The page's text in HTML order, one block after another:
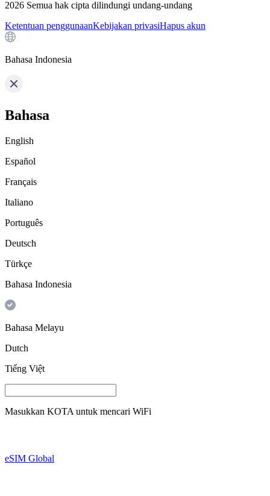
2026 Semua hak cipta dilindungi undang-undang
Ketentuan penggunaanKebijakan privasiHapus akun
Bahasa Indonesia
Bahasa
English
Español
Français
Italiano
Português
Deutsch
Türkçe
Bahasa Indonesia
Bahasa Melayu
Dutch
Tiếng Việt
Masukkan KOTA untuk mencari WiFi
eSIM Global